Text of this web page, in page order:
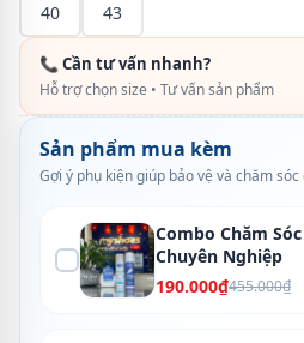
40 43
📞 Cần tư vấn nhanh?
Hỗ trợ chọn size • Tư vấn sản phẩm
Sản phẩm mua kèm
Gợi ý phụ kiện giúp bảo vệ và chăm
Combo Chăm
Chuyên Nghiệp
190.000₫455.000₫